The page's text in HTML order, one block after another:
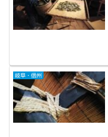
岐阜・信州